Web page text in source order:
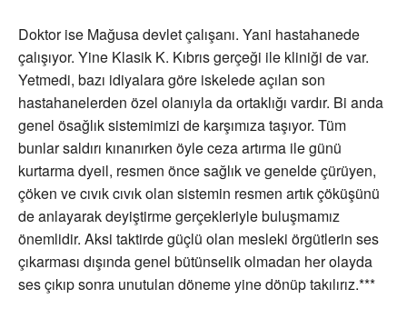
Doktor ise Mağusa devlet çalışanı. Yani hastahanede
çalışıyor. Yine Klasik K. Kıbrıs gerçeği ile kliniği de var.
Yetmedi, bazı idiyalara göre iskelede açılan son
hastahanelerden özel olanıyla da ortaklığı vardır. Bi anda
genel ösağlık sistemimizi de karşımıza taşıyor. Tüm
bunlar saldırı kınanırken öyle ceza artırma ile günü
kurtarma dyeil, resmen önce sağlık ve genelde çürüyen,
çöken ve cıvık cıvık olan sistemin resmen artık çöküşünü
de anlayarak deyiştirme gerçekleriyle buluşmamız
önemlidir. Aksi taktirde güçlü olan mesleki örgütlerin ses
çıkarması dışında genel bütünselik olmadan her olayda
ses çıkıp sonra unutulan döneme yine dönüp takılırız.***